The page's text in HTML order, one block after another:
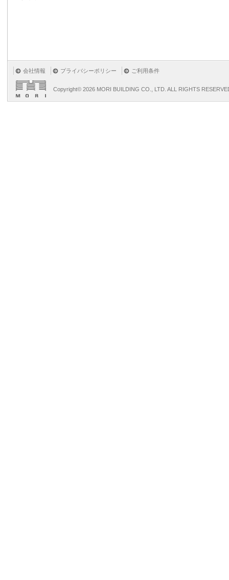
会社情報 プライバシーポリシー ご利用条件
Copyright© 2026 MORI BUILDING CO., LTD. ALL RIGHTS